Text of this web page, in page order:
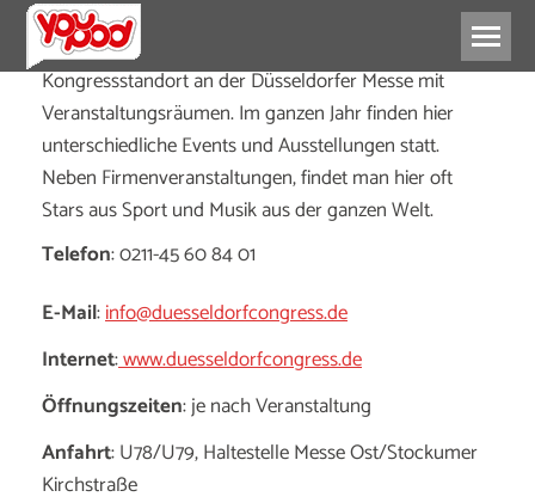
Kongressstandort an der Düsseldorfer Messe mit
Veranstaltungsräumen. Im ganzen Jahr finden hier
unterschiedliche Events und Ausstellungen statt.
Neben Firmenveranstaltungen, findet man hier oft
Stars aus Sport und Musik aus der ganzen Welt.
Telefon: 0211-45 60 84 01
E-Mail:info@duesseldorfcongress.de
Internet:www.duesseldorfcongress.de
Öffnungszeiten: je nach Veranstaltung
Anfahrt: U78/U79, Haltestelle Messe Ost/Stockumer
Kirchstraße